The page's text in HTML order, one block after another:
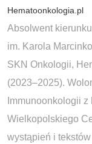
Hematoonkologia.pl
Absolwent
im. Karola
SKN Onkologii,
(2023–2025).
Immunoonkologii
Wielkopolskiego
wystąpień i